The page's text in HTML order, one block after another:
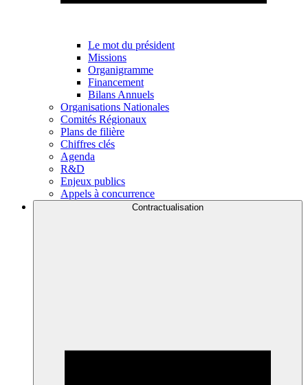
Le mot du président
Missions
Organigramme
Financement
Bilans Annuels
Organisations Nationales
Comités Régionaux
Plans de filière
Chiffres clés
Agenda
R&D
Enjeux publics
Appels à concurrence
Contractualisation